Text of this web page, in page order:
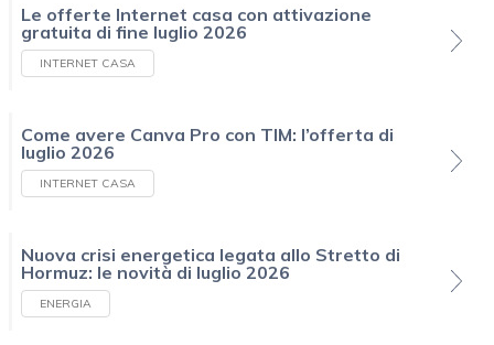
Le offerte Internet casa con attivazione
gratuita di fine luglio 2026
INTERNET CASA
Come avere Canva Pro con TIM: l’offerta di
luglio 2026
INTERNET CASA
Nuova crisi energetica legata allo Stretto di
Hormuz: le novità di luglio 2026
ENERGIA